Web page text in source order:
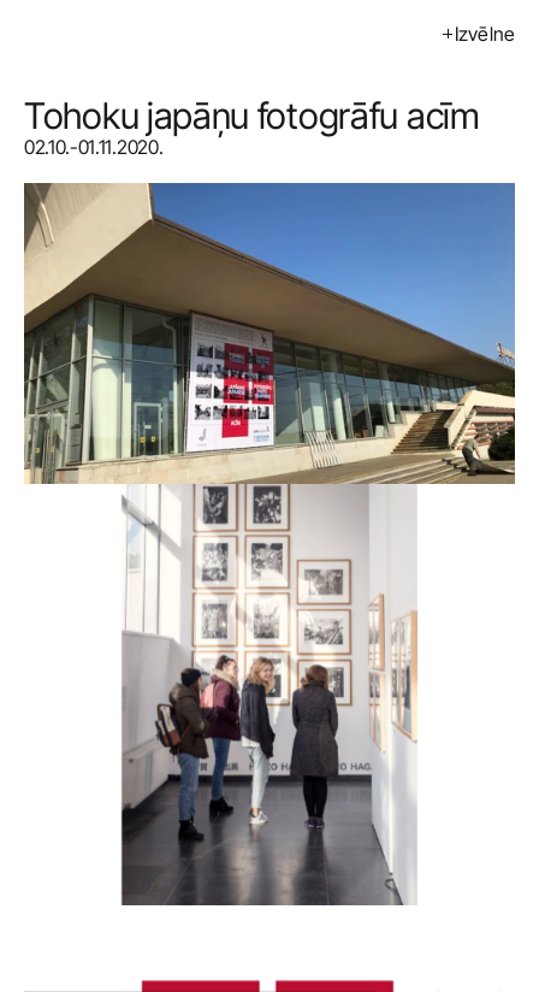
Izvēlne
Pasākumi
Mākslinieki
Kalendārs
Pirkt
Par mums
Kontakti
ENG
Tohoku japāņu fotogrāfu acīm
02.10.-01.11.2020.